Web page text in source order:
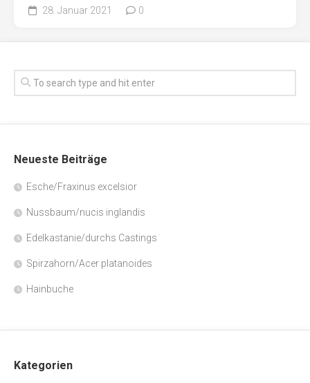
28. Januar 2021 0
Neueste Beiträge
Esche/Fraxinus excelsior
Nussbaum/nucis inglandis
Edelkastanie/durchs Castings
Spirzahorn/Acer platanoides
Hainbuche
Kategorien